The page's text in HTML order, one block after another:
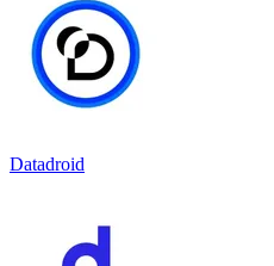
Datadroid